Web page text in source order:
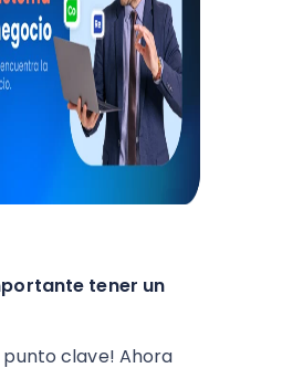
tener un
punto clave! Ahora